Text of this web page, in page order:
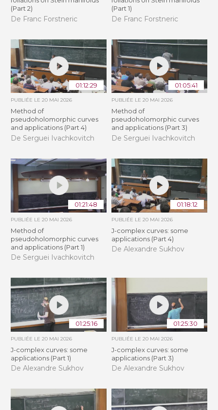
(Part 2)
De Franc Forstneric
(Part 1)
De Franc Forstneric
01:12:29
PUBLIÉE LE20 MAI 2026
Method of
pseudoholomorphic curves
and applications (Part 4)
De Serguei Ivachkovitch
01:05:41
PUBLIÉE LE 20 MAI 2026
Method of
pseudoholomorphic curves
and applications (Part 3)
De Serguei Ivachkovitch
01:21:48
PUBLIÉE LE20 MAI 2026
Method of
pseudoholomorphic curves
and applications (Part 1)
De Serguei Ivachkovitch
01:18:12
PUBLIÉE LE 20 MAI 2026
J-complex curves: some
applications (Part 4)
De Alexandre Sukhov
01:25:16
PUBLIÉE LE20 MAI 2026
J-complex curves: some
applications (Part 1)
De Alexandre Sukhov
01:25:30
PUBLIÉE LE 20 MAI 2026
J-complex curves: some
applications (Part 3)
De Alexandre Sukhov